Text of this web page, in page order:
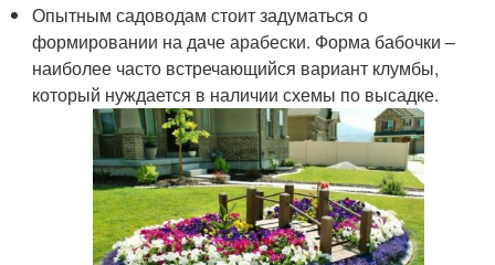
Опытным садоводам стоит задуматься о
формировании на даче арабески. Форма бабочки –
наиболее часто встречающийся вариант клумбы,
который нуждается в наличии схемы по высадке.